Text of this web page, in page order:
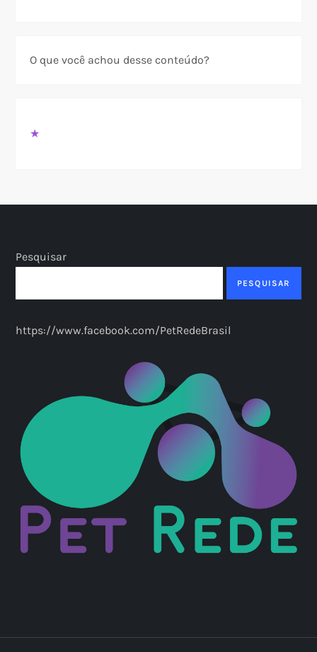
O que você achou desse conteúdo?
★
Pesquisar
PESQUISAR
https://www.facebook.com/PetRedeBrasil